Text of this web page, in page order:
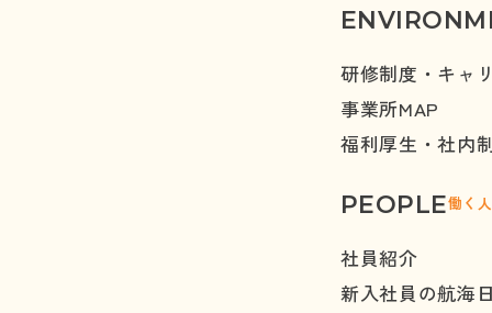
研修制度・キャ
事業所MAP
福利厚生・社内
PEOPLE働く
社員紹介
新入社員の航海